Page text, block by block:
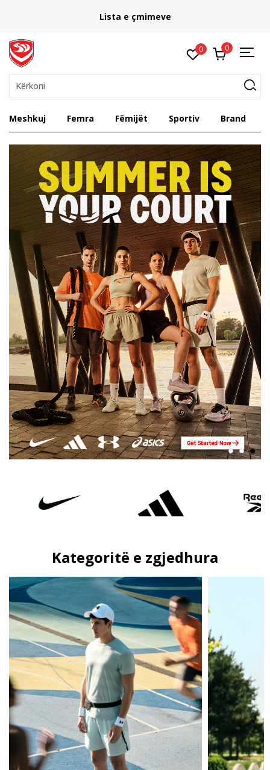
Lista e çmimeve
0 0
Kërkoni
Sport Vision
Meshkuj Femra Fëmijët Sportiv Brand
Kategoritë e zgjedhura